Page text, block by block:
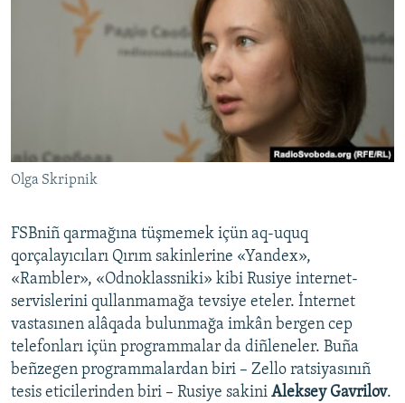
Olga Skripnik
FSBniñ qarmağına tüşmemek içün aq-uquq
qorçalayıcıları Qırım sakinlerine «Yandex»,
«Rambler», «Odnoklassniki» kibi Rusiye internet-
servislerini qullanmamağa tevsiye eteler. İnternet
vastasınen alâqada bulunmağa imkân bergen cep
telefonları içün programmalar da diñleneler. Buña
beñzegen programmalardan biri – Zello ratsiyasınıñ
tesis eticilerinden biri – Rusiye sakini Aleksey Gavrilov.